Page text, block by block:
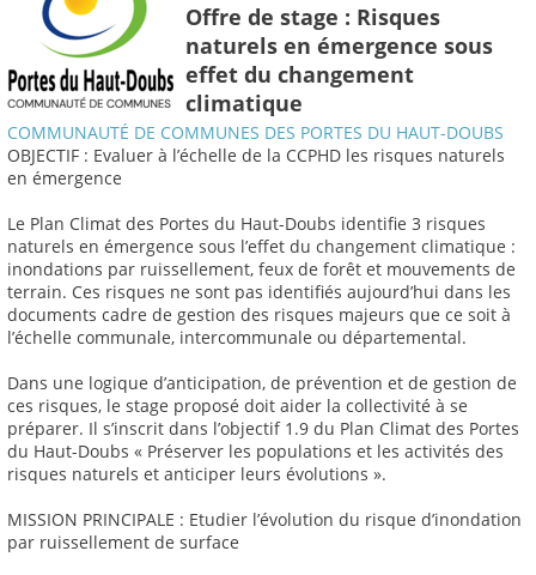
Offre de stage : Risques
naturels en émergence sous
effet du changement
climatique
COMMUNAUTÉ DE COMMUNES DES PORTES DU HAUT-DOUBS
OBJECTIF : Evaluer à l’échelle de la CCPHD les risques naturels
en émergence
Le Plan Climat des Portes du Haut-Doubs identifie 3 risques
naturels en émergence sous l’effet du changement climatique :
inondations par ruissellement, feux de forêt et mouvements de
terrain. Ces risques ne sont pas identifiés aujourd’hui dans les
documents cadre de gestion des risques majeurs que ce soit à
l’échelle communale, intercommunale ou départemental.
Dans une logique d’anticipation, de prévention et de gestion de
ces risques, le stage proposé doit aider la collectivité à se
préparer. Il s’inscrit dans l’objectif 1.9 du Plan Climat des Portes
du Haut-Doubs « Préserver les populations et les activités des
risques naturels et anticiper leurs évolutions ».
MISSION PRINCIPALE : Etudier l’évolution du risque d’inondation
par ruissellement de surface